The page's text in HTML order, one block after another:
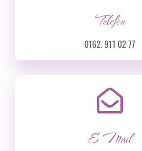
Telefon
0162. 911 02 77
E-Mail